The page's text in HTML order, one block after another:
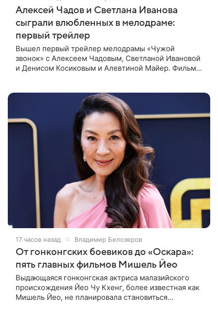
Алексей Чадов и Светлана Иванова
сыграли влюбленных в мелодраме:
первый трейлер
Вышел первый трейлер мелодрамы «Чужой
звонок» с Алексеем Чадовым, Светланой Ивановой
и Денисом Косиковым и Алевтиной Майер. Фильм
17 часов назад Владимир Белозеров
От гонконгских боевиков до «Оскара»:
пять главных фильмов Мишель Йео
Выдающаяся гонконгская актриса малазийского
происхождения Йео Чу Кхенг, более известная как
Мишель Йео, не планировала становиться